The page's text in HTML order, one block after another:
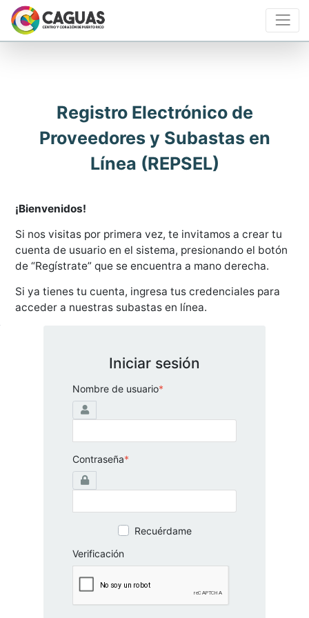
Registro Electrónico de
Proveedores y Subastas en
Línea (REPSEL)
¡Bienvenidos!
Si nos visitas por primera vez, te invitamos a crear tu
cuenta de usuario en el sistema, presionando el botón
de “Regístrate” que se encuentra a mano derecha.
Si ya tienes tu cuenta, ingresa tus credenciales para
acceder a nuestras subastas en línea.
Iniciar sesión
Nombre de usuario*
Contraseña*
Recuérdame
Verificación